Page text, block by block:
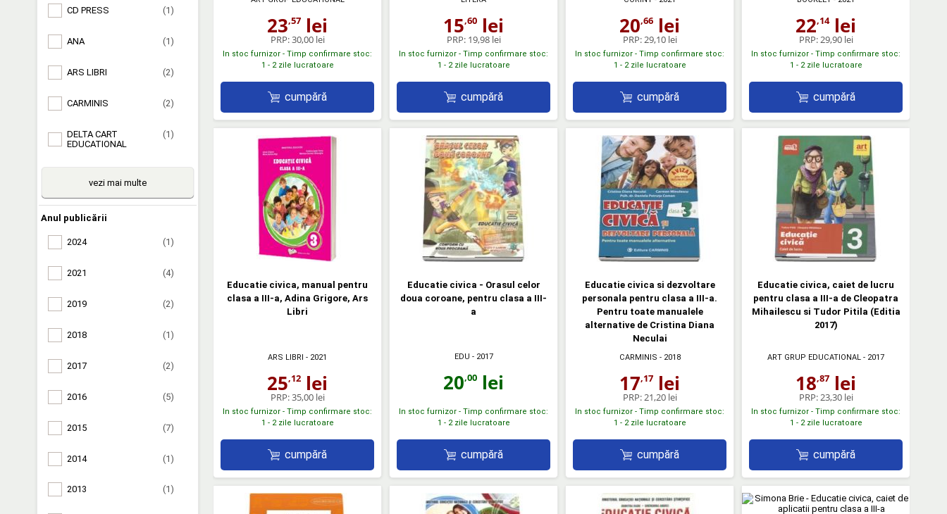
CD PRESS (1)
ANA (1)
ARS LIBRI (2)
CARMINIS (2)
DELTA CART
EDUCATIONAL
(1)
vezi mai multe
Anul publicării
2024 (1)
2021 (4)
2019 (2)
2018 (1)
2017 (2)
2016 (5)
2015 (7)
2014 (1)
2013 (1)
23,57 lei
PRP:30,00 lei
In stoc furnizor - Timp confirmare stoc:
1 - 2 zile lucratoare
cumpără
15,60 lei
PRP: 19,98 lei
In stoc furnizor - Timp confirmare stoc:
1 - 2 zile lucratoare
cumpără
20,66 lei
PRP: 29,10 lei
In stoc furnizor - Timp confirmare stoc:
1 - 2 zile lucratoare
cumpără
22,14lei
PRP: 29,90 lei
In stoc furnizor - Timp confirmare stoc:
1 - 2 zile lucratoare
cumpără
Educatie civica, manual pentru
clasa a III-a, Adina Grigore, Ars
Libri
ARS LIBRI - 2021
25,12 lei
PRP:35,00 lei
In stoc furnizor - Timp confirmare stoc:
1 - 2 zile lucratoare
cumpără
Educatie civica - Orasul celor
doua coroane, pentru clasa a III-
a
EDU - 2017
20,00 lei
In stoc furnizor - Timp confirmare stoc:
1 - 2 zile lucratoare
cumpără
Educatie civica si dezvoltare
personala pentru clasa a III-a.
Pentru toate manualele
alternative de Cristina Diana
Neculai
CARMINIS - 2018
17,17 lei
PRP:21,20 lei
In stoc furnizor - Timp confirmare stoc:
1 - 2 zile lucratoare
cumpără
Educatie civica, caiet de lucru
pentru clasa a III-a de Cleopatra
Mihailescu si Tudor Pitila (Editia
2017)
ART GRUP EDUCATIONAL - 2017
18,87 lei
PRP:23,30 lei
In stoc furnizor - Timp confirmare stoc:
1 - 2 zile lucratoare
cumpără